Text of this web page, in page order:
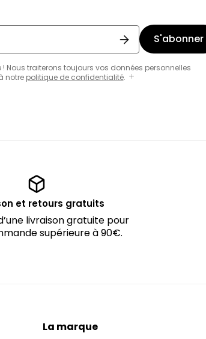
! Nous traiterons toujours vos données personnelles
notre politique de confidentialité.
S'abonner
et retours gratuits
livraison gratuite pour
supérieure à 90€.
La marque